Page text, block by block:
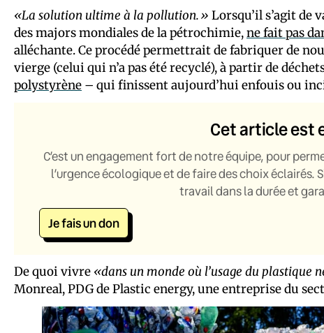
«La solution ultime à la pollution.» Lorsqu’il s’agit de
des majors mondiales de la pétrochimie,ne fait pas
alléchante. Ce procédé permettrait de fabriquer de
vierge (celui qui n’a pas été recyclé), à partir de
polystyrène – qui finissent aujourd’hui enfouis ou
Cet article est
C’est un engagement fort de notre équipe, pour
l’urgence écologique et de faire des choix
travail dans la durée et
Je fais un don
De quoi vivre «dans un monde où l’usage du plastique
Monreal, PDG de Plastic energy, une entreprise du